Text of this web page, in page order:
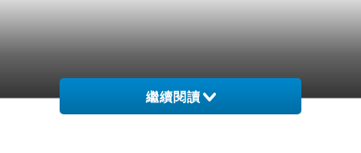
繼續閱讀